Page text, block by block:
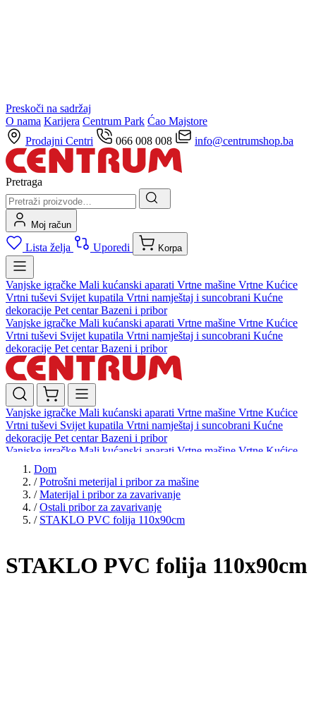
Preskoči na sadržaj
O nama Karijera Centrum Park Ćao Majstore
Prodajni Centri
066 008 008 info@centrumshop.ba
Pretraga
Moj račun
Lista želja Uporedi Korpa
Vanjske igračke Mali kućanski aparati Vrtne mašine Vrtne Kućice
Vrtni tuševi Svijet kupatila Vrtni namještaj i suncobrani Kućne
dekoracije Pet centarBazeni i pribor
Vanjske igračke Mali kućanski aparati Vrtne mašine Vrtne Kućice
Vrtni tuševi Svijet kupatila Vrtni namještaj i suncobrani Kućne
dekoracije Pet centarBazeni i pribor
Vanjske igračke Mali kućanski aparati Vrtne mašine Vrtne Kućice
Vrtni tuševi Svijet kupatila Vrtni namještaj i suncobrani Kućne
dekoracije Pet centarBazeni i pribor
Vanjske igračke Mali kućanski aparati Vrtne mašine Vrtne Kućice
Vrtni tuševi
dekoracijePet centar Bazeni i pribor
Dom
/ Potrošni meterijal i pribor za mašine
/ Materijal i pribor za zavarivanje
/ Ostali pribor za zavarivanje
/ STAKLO PVC folija 110x90cm
STAKLO PVC folija 110x90cm